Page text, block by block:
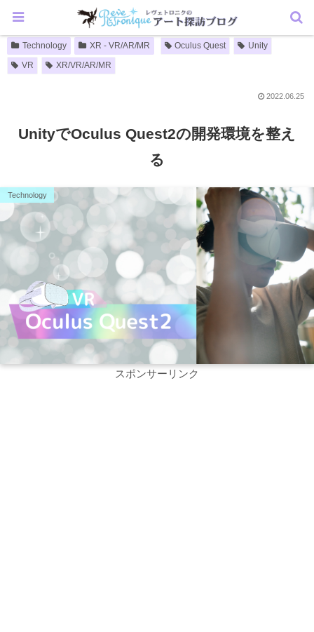
Technology XR - VR/AR/MR Oculus Quest
Unity
VR
XR/VR/AR/MR
UnityでOculus Quest2の開発環境を整え
る
Technology
2022.06.25
スポンサーリンク